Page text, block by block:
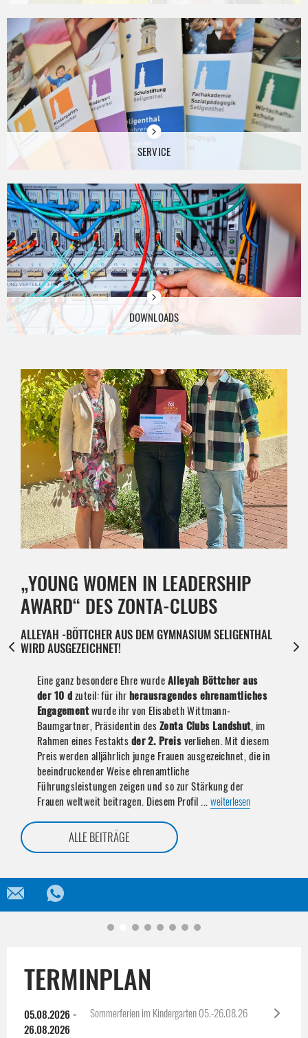
SERVICE
DOWNLOADS
„YOUNG WOMEN IN LEADERSHIP
AWARD“ DES ZONTA-CLUBS
ALLEYAH -BÖTTCHER AUS DEM GYMNASIUM SELIGENTHAL
WIRD AUSGEZEICHNET!
Eine ganz besondere Ehre wurdeAlleyah Böttcher aus
der 10 dzuteil: für ihrherausragendes ehrenamtliches
Engagementwurde ihr von Elisabeth Wittmann-
Baumgartner, Präsidentin desZonta Clubs Landshut, im
Rahmen eines Festaktsder 2. Preisverliehen. Mit diesem
Preis werden alljährlich junge Frauen ausgezeichnet, die in
beeindruckender Weise ehrenamtliche
Führungsleistungen zeigen und so zur Stärkung der
Frauen weltweit beitragen. Diesem Profil ... weiterlesen
ALLE BEITRÄGE
TERMINPLAN
05.08.2026 -
26.08.2026
Sommerferien im Kindergarten 05.-26.08.26